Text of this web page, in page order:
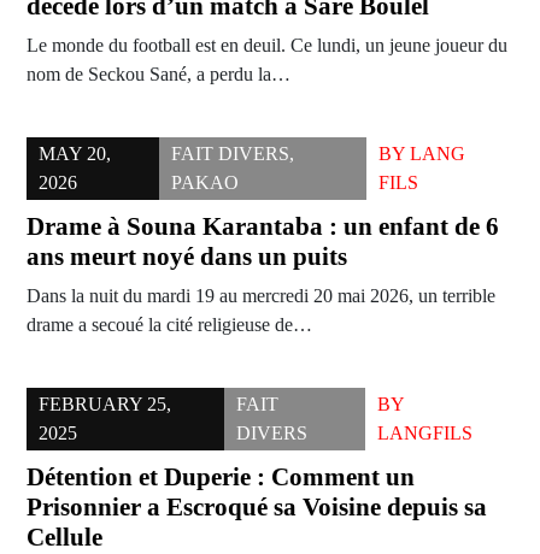
décède lors d’un match à Saré Boulel
Le monde du football est en deuil. Ce lundi, un jeune joueur du
nom de Seckou Sané, a perdu la…
MAY 20,
2026
FAIT DIVERS,
PAKAO
BY LANG
FILS
Drame à Souna Karantaba : un enfant de 6
ans meurt noyé dans un puits
Dans la nuit du mardi 19 au mercredi 20 mai 2026, un terrible
drame a secoué la cité religieuse de…
FEBRUARY 25,
2025
FAIT
DIVERS
BY
LANGFILS
Détention et Duperie : Comment un
Prisonnier a Escroqué sa Voisine depuis sa
Cellule